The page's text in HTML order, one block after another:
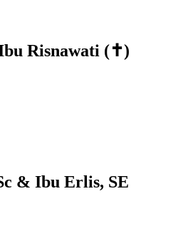
Risnawati (✝)
& Ibu Erlis, SE